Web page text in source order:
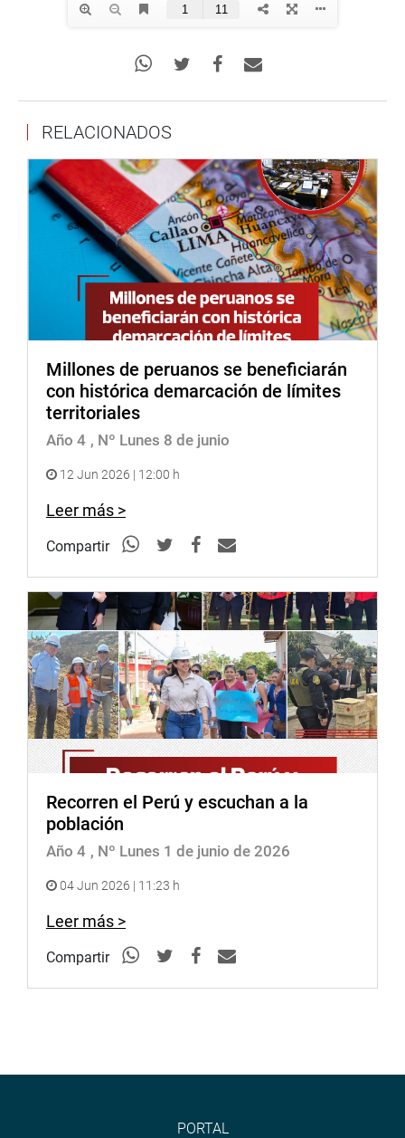
RELACIONADOS
Millones de peruanos se beneficiarán
con histórica demarcación de límites
territoriales
Año 4 , Nº Lunes 8 de junio
12 Jun 2026 | 12:00 h
Leer más >
Compartir
Recorren el Perú y escuchan a la
población
Año 4 , Nº Lunes 1 de junio de 2026
04 Jun 2026 | 11:23 h
Leer más >
Compartir
PORTAL